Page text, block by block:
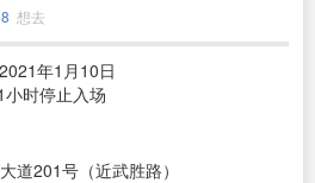
想去
年1月10日
时停止入场
道201号（近武胜路）